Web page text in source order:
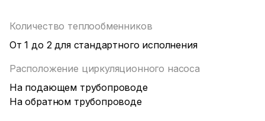
Количество теплообменников
От 1 до 2 для стандартного исполнения
Расположение циркуляционного насоса
На подающем трубопроводе
На обратном трубопроводе